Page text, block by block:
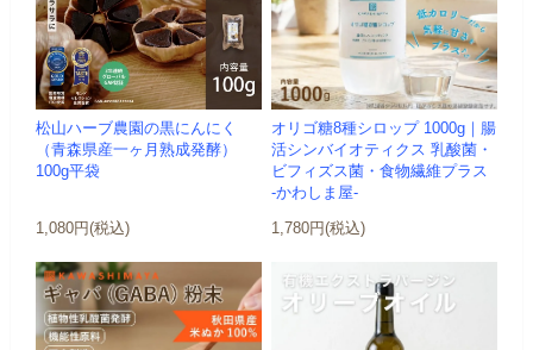
松山ハーブ農園の黒にんにく
（青森県産一ヶ月熟成発酵）
100g平袋
1,080円(税込)
オリゴ糖8種シロップ 1000g｜腸
活シンバイオティクス 乳酸菌・
ビフィズス菌・食物繊維プラス
-かわしま屋-
1,780円(税込)